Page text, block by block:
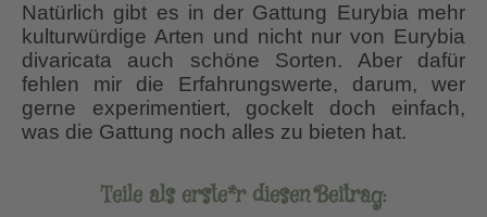
Natürlich gibt es in der Gattung Eurybia mehr
kulturwürdige Arten und nicht nur von Eurybia
divaricata auch schöne Sorten. Aber dafür
fehlen mir die Erfahrungswerte, darum, wer
gerne experimentiert, gockelt doch einfach,
was die Gattung noch alles zu bieten hat.
Teile als erste*r diesen Beitrag: